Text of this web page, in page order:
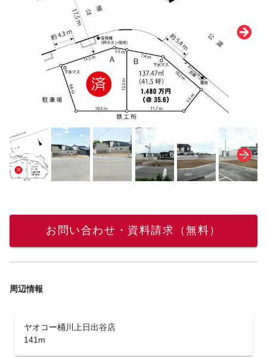
お問い合わせ・資料請求（無料）
周辺情報
ヤオコー桶川上日出谷店
141m